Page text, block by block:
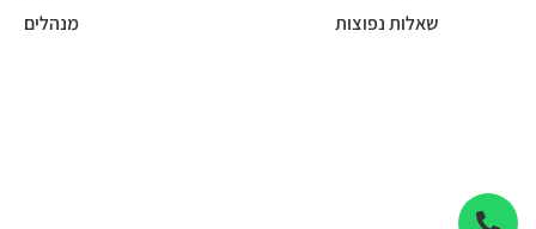
שאלות נפוצות
מנהלים